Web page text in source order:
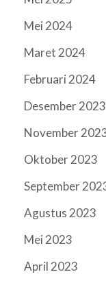
Mei 2024
Maret 2024
Februari 2024
Desember 2023
November
Oktober 2023
September
Agustus 2023
Mei 2023
April 2023